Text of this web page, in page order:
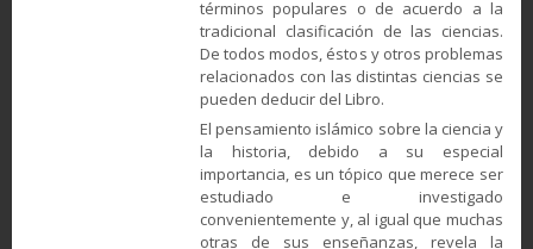
términos populares o de acuerdo a la
tradicional clasificación de las ciencias.
De todos modos, éstos y otros problemas
relacionados con las distintas ciencias se
pueden deducir del Libro.
El pensamiento islámico sobre la ciencia y
la historia, debido a su especial
importancia, es un tópico que merece ser
estudiado e investigado
convenientemente y, al igual que muchas
otras de sus enseñanzas, revela la